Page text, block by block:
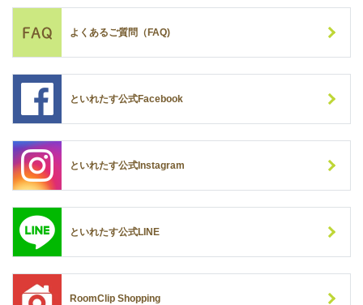
よくあるご質問（FAQ)
といれたす公式Facebook
といれたす公式Instagram
といれたす公式LINE
RoomClip Shopping